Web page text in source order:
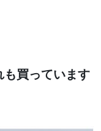
も買っています